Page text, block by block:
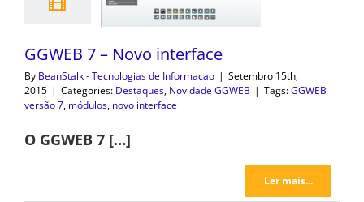
GGWEB 7 – Novo interface
By BeanStalk - Tecnologias de Informacao | Setembro 15th,
2015 | Categories: Destaques, Novidade GGWEB | Tags:GGWEB
versão 7, módulos, novo interface
O GGWEB 7 […]
Ler mais...